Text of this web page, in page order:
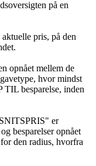
på en
pris, på den
opnået mellem de
hvor mindst
TIL besparelse, inden
er
besparelser opnået
den radius, hvorfra